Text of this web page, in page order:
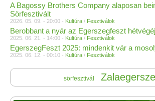
A Bagossy Brothers Company alaposan
Sörfesztivált
2026. 05. 09. - 20:00 - Kultúra / Fesztiválok
Berobbant a nyár az Egerszegfeszt
2025. 06. 21. - 14:00 - Kultúra / Fesztiválok
EgerszegFeszt 2025: mindenkit vár a
2025. 06. 12. - 00:10 - Kultúra / Fesztiválok
sörfesztivál